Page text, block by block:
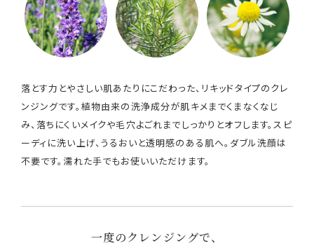
落とす力とやさしい肌あたりにこだわった、リキッドタイプのクレ
ンジングです。植物由来の洗浄成分が肌キメまでくまなくなじ
み、落ちにくいメイクや毛穴よごれまでしっかりとオフします。スピ
ーディに洗い上げ、うるおいと透明感のある肌へ。ダブル洗顔は
不要です。濡れた手でもお使いいただけます。
一度のクレンジングで、